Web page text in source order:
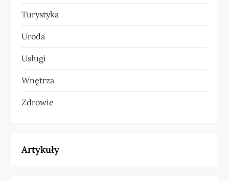
Turystyka
Uroda
Usługi
Wnętrza
Zdrowie
Artykuły